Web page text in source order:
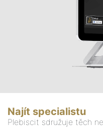
Najít specialistu
Plebiscit sdružuje těch